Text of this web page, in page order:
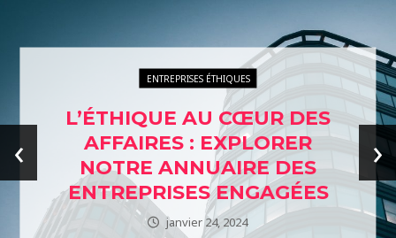
ENTREPRISES ÉTHIQUES
L’ÉTHIQUE AU CŒUR DES
AFFAIRES : EXPLORER
NOTRE ANNUAIRE DES
ENTREPRISES ENGAGÉES
janvier 24, 2024
‹ ›